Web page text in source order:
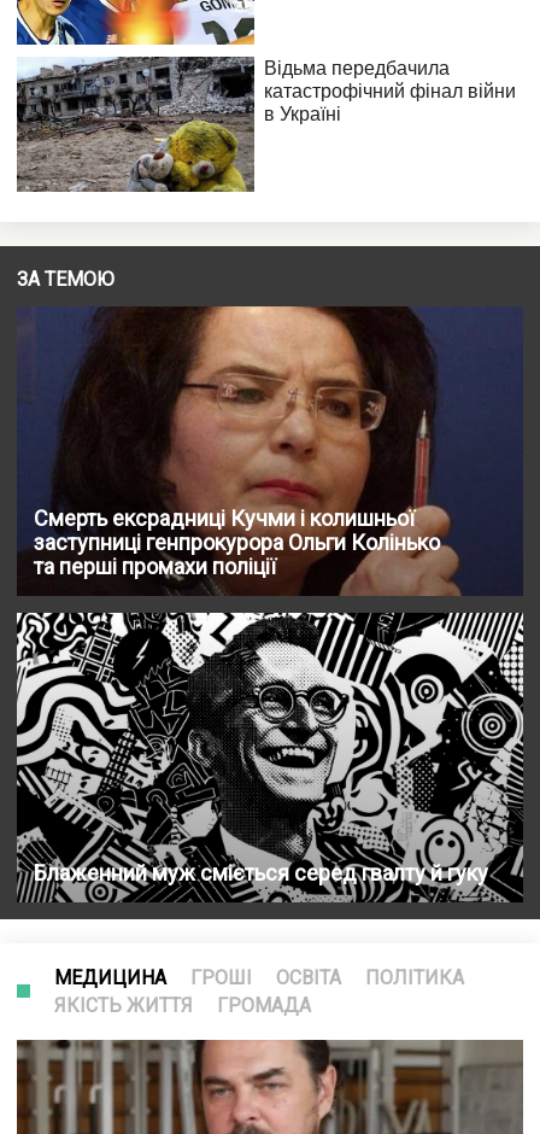
ЗА ТЕМОЮ
Смерть ексрадниці Кучми і колишньої
заступниці генпрокурора Ольги Колінько
та перші промахи поліції
Блаженний муж сміється серед гвалту й гуку
МЕДИЦИНА ГРОШІ ОСВІТА
ПОЛІТИКА
ЯКІСТЬ ЖИТТЯ
ГРОМАДА